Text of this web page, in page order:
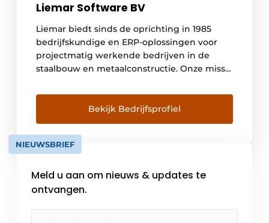
Liemar Software BV
Liemar biedt sinds de oprichting in 1985
bedrijfskundige en ERP-oplossingen voor
projectmatig werkende bedrijven in de
staalbouw en metaalconstructie. Onze missie
te optimaliseren en samen meer inzicht te
creëren. Dat leidt tot meer rust en
rendement, zowel bij de ondernemer als bij
werknemers. Met het ‘Nieuwe Rendement
[…]
Bekijk Bedrijfsprofiel
NIEUWSBRIEF
Meld u aan om nieuws & updates te
ontvangen.